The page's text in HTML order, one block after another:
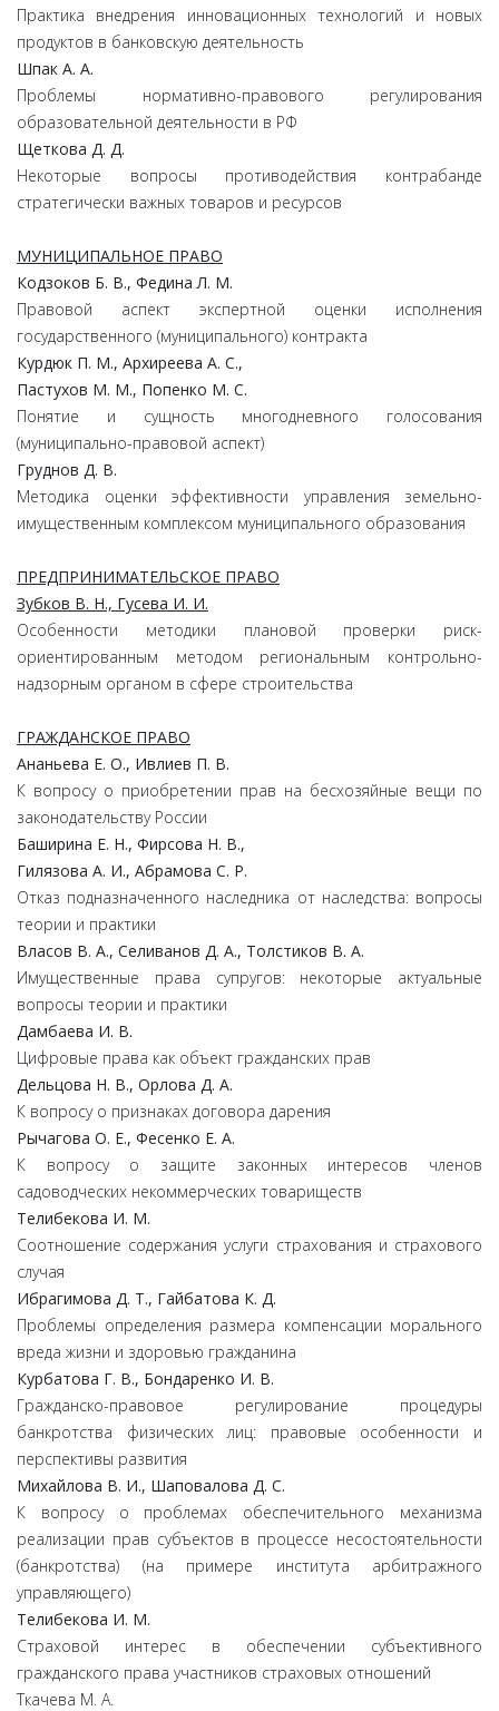
Практика внедрения инновационных технологий и новых
продуктов в банковскую деятельность
Шпак А. А.
Проблемы нормативно-правового регулирования
образовательной деятельности в РФ
Щеткова Д. Д.
Некоторые вопросы противодействия контрабанде
стратегически важных товаров и ресурсов
МУНИЦИПАЛЬНОЕ ПРАВО
Кодзоков Б. В., Федина Л. М.
Правовой аспект экспертной оценки исполнения
государственного (муниципального) контракта
Курдюк П. М., Архиреева А. С.,
Пастухов М. М., Попенко М. С.
Понятие и сущность многодневного голосования
(муниципально-правовой аспект)
Груднов Д. В.
Методика оценки эффективности управления земельно-
имущественным комплексом муниципального образования
ПРЕДПРИНИМАТЕЛЬСКОЕ ПРАВО
Зубков В. Н., Гусева И. И.
Особенности методики плановой проверки риск-
ориентированным методом региональным контрольно-
надзорным органом в сфере строительства
ГРАЖДАНСКОЕ ПРАВО
Ананьева Е. О., Ивлиев П. В.
К вопросу о приобретении прав на бесхозяйные вещи по
законодательству России
Баширина Е. Н., Фирсова Н. В.,
Гилязова А. И., Абрамова С. Р.
Отказ подназначенного наследника от наследства: вопросы
теории и практики
Власов В. А., Селиванов Д. А., Толстиков В. А.
Имущественные права супругов: некоторые актуальные
вопросы теории и практики
Дамбаева И. В.
Цифровые права как объект гражданских прав
Дельцова Н. В., Орлова Д. А.
К вопросу о признаках договора дарения
Рычагова О. Е., Фесенко Е. А.
К вопросу о защите законных интересов членов
садоводческих некоммерческих товариществ
Телибекова И. М.
Соотношение содержания услуги страхования и страхового
случая
Ибрагимова Д. Т., Гайбатова К. Д.
Проблемы определения размера компенсации морального
вреда жизни и здоровью гражданина
Курбатова Г. В., Бондаренко И. В.
Гражданско-правовое регулирование процедуры
банкротства физических лиц: правовые особенности и
перспективы развития
Михайлова В. И., Шаповалова Д. С.
К вопросу о проблемах обеспечительного механизма
реализации прав субъектов в процессе несостоятельности
(банкротства) (на примере института арбитражного
управляющего)
Телибекова И. М.
Страховой интерес в обеспечении субъективного
гражданского права участников страховых отношений
Ткачева М. А.